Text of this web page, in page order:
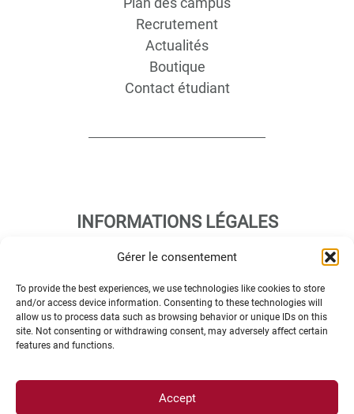
Gérer le consentement
To provide the best experiences, we use technologies like cookies to store
and/or access device information. Consenting to these technologies will
allow us to process data such as browsing behavior or unique IDs on this
site. Not consenting or withdrawing consent, may adversely affect certain
features and functions.
Accept
Recrutement
Actualités
Boutique
Contact étudiant
INFORMATIONS LÉGALES
Mentions légales
Données personnelles et gestion des cookies
Gérer mes cookies
Politique de confidentialité
Avertissement